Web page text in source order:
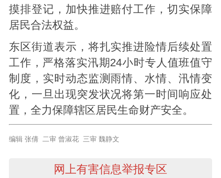
摸排登记，加快推进赔付工作 ，切实保障
居民合法权益。
东区街道表示，将扎实推进险情后续处置
工作，严格落实汛期24小时专人值班值守
制度，实时动态监测雨情、水情、汛情变
化，一旦出现突发状况将第一时间响应处
置，全力保障辖区居民生命财产安全。
编辑 张倩 二审 曾淑花 三审 魏静文
网上有害信息举报专区